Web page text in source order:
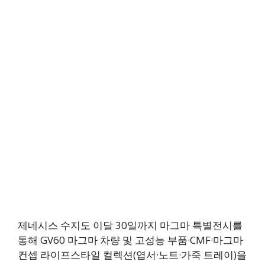
제네시스 수지도 이달 30일까지 마그마 특별전시를
통해 GV60 마그마 차량 및 고성능 부품·CMF·마그마
컨셉 라이프스타일 컬렉션(엽서·노트·가죽 트레이)을